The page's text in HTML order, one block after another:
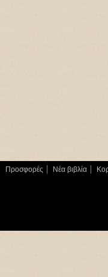
Προσφορές Νέα βιβλία